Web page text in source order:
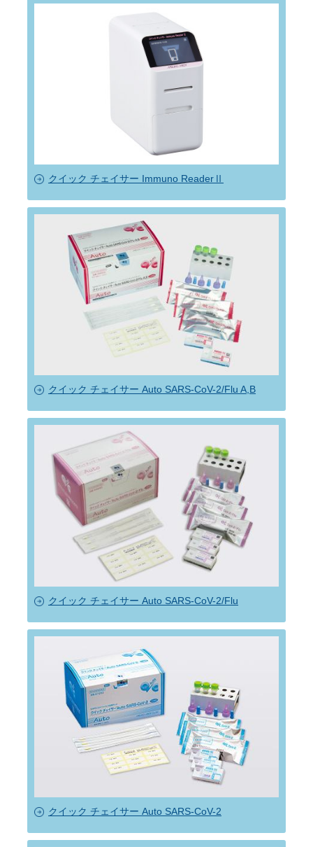
クイック チェイサー Immuno ReaderⅡ
クイック チェイサー Auto SARS-CoV-2/Flu A,B
クイック チェイサー Auto SARS-CoV-2/Flu
クイック チェイサー Auto SARS-CoV-2